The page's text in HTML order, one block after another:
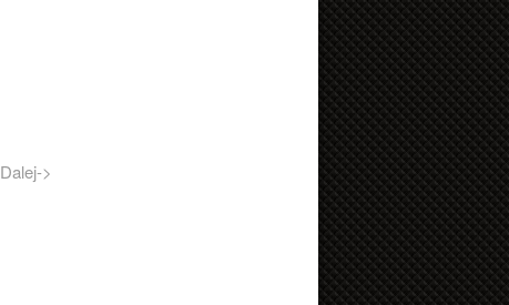
Dalej->